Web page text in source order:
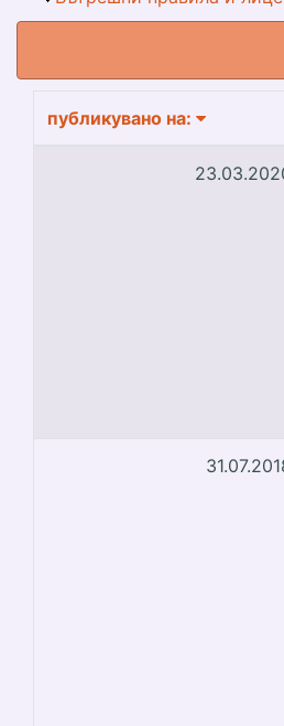
публикувано на: